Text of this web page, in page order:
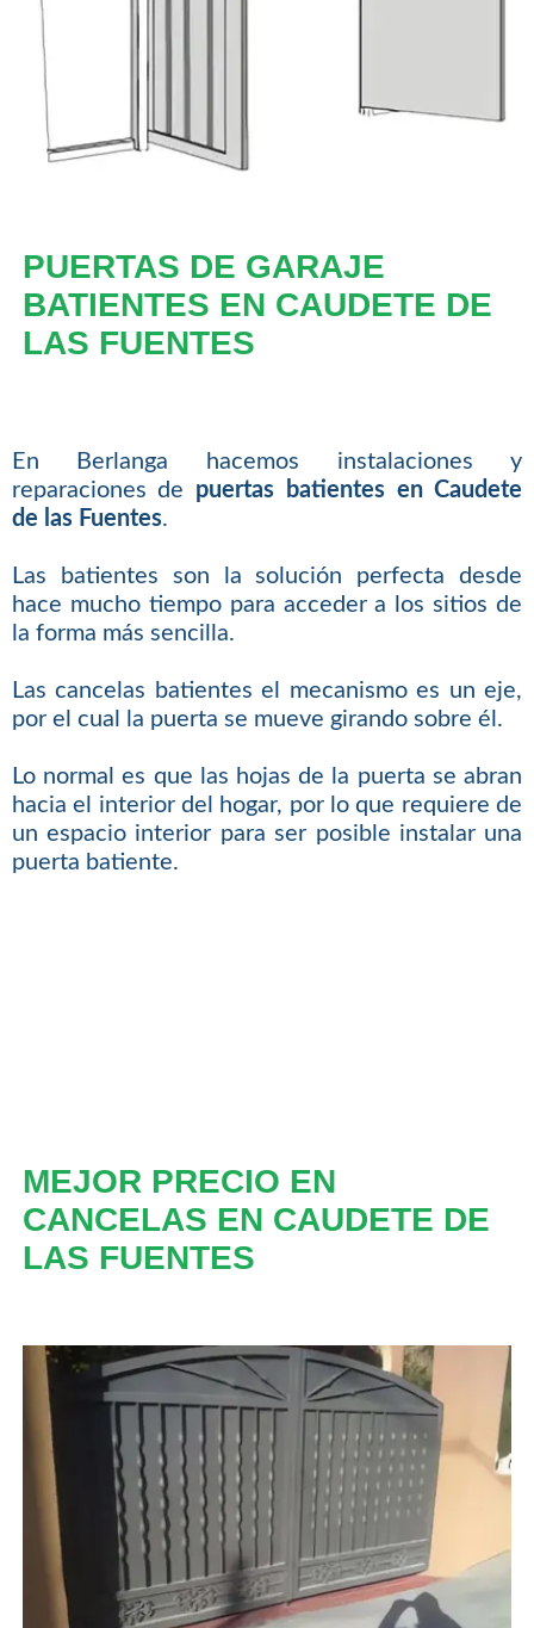
PUERTAS DE GARAJE
BATIENTES EN CAUDETE DE
LAS FUENTES
En Berlanga hacemos instalaciones y
reparaciones de puertas batientes en Caudete
de las Fuentes.
Las batientes son la solución perfecta desde
hace mucho tiempo para acceder a los sitios de
la forma más sencilla.
Las cancelas batientes el mecanismo es un eje,
por el cual la puerta se mueve girando sobre él.
Lo normal es que las hojas de la puerta se abran
hacia el interior del hogar, por lo que requiere de
un espacio interior para ser posible instalar una
puerta batiente.
MEJOR PRECIO EN
CANCELAS EN CAUDETE DE
LAS FUENTES